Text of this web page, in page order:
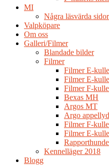
MI
Några läsvärda
Valpköpare
Om oss
Galleri/Filmer
Blandade bilder
Filmer
Filmer E-
Filmer E-
Filmer F-
Bexas MH
Argos MT
Argo
Filmer F-
Filmer E-
Kennelläger 2018
Blogg